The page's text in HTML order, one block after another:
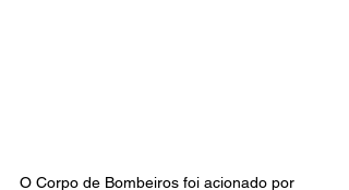
O Corpo de Bombeiros foi acionado por